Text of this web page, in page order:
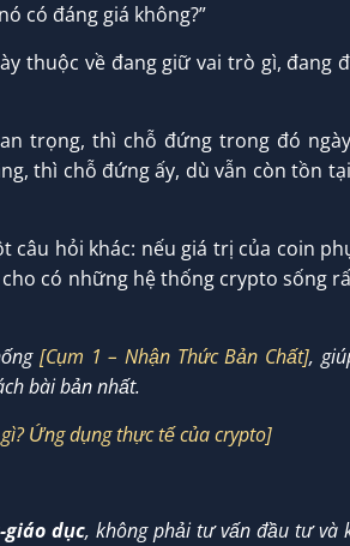
có đáng giá không?”
thuộc về đang giữ vai trò gì, đang
trọng, thì chỗ đứng trong đó
thì chỗ đứng ấy, dù vẫn còn tồn
hỏi khác: nếu giá trị của coin
có những hệ thống crypto sống
[Cụm 1 – Nhận Thức Bản Chất],
bài bản nhất.
Ứng dụng thực tế của crypto]
dục, không phải tư vấn đầu tư và